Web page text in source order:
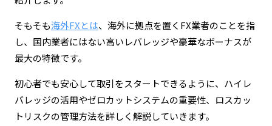
そもそも海外FXとは、海外に拠点を置くFX業者のことを指
し、 国内業者にはない高いレバレッジや豪華なボーナスが
最大の特徴です。
初心者でも安心して取引をスタートできるように、ハイレ
バレッジの活用やゼロカットシステムの重要性、ロスカッ
トリスクの管理方法を詳しく解説していきます。